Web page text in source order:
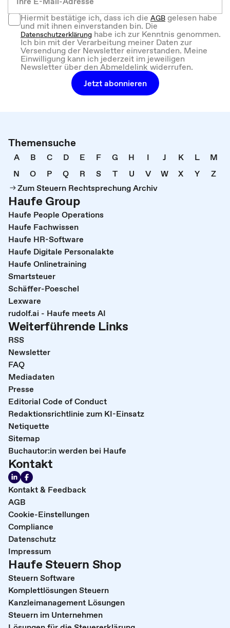
Hiermit bestätige ich, dass ich dieAGBgelesen habe
und mit ihnen einverstanden bin. Die
Datenschutzerklärung habe ich zur Kenntnis genommen.
Ich bin mit der Verarbeitung meiner Daten zur
Versendung der Newsletter einverstanden. Meine
Einwilligung kann ich jederzeit im jeweiligen
Newsletter über den Abmeldelink widerrufen.
Jetzt abonnieren
Themensuche
A B C D E F G H I J K L
M
N
O P Q R S T U V W X Y
Z
Zum Steuern Rechtsprechung Archiv
Haufe Group
Haufe People Operations
Haufe Fachwissen
Haufe HR-Software
Haufe Digitale Personalakte
Haufe Onlinetraining
Smartsteuer
Schäffer-Poeschel
Lexware
rudolf.ai - Haufe meets AI
Weiterführende Links
RSS
Newsletter
FAQ
Mediadaten
Presse
Editorial Code of Conduct
Redaktionsrichtlinie zum KI-Einsatz
Netiquette
Sitemap
Buchautor:in werden bei Haufe
Kontakt
Kontakt & Feedback
AGB
Cookie-Einstellungen
Compliance
Datenschutz
Impressum
Haufe Steuern Shop
Steuern Software
Komplettlösungen Steuern
Kanzleimanagement Lösungen
Steuern im Unternehmen